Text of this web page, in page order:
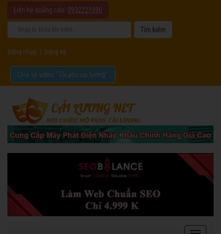
Liên hệ quảng cáo: 0932221090
Đăng nhập Đăng ký
Chia sẻ video "Tôi yêu cải lương".